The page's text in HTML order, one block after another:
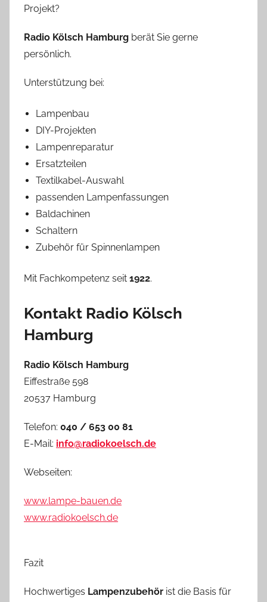
Projekt?
Radio Kölsch Hamburg berät Sie gerne
persönlich.
Unterstützung bei:
Lampenbau
DIY-Projekten
Lampenreparatur
Ersatzteilen
Textilkabel-Auswahl
passenden Lampenfassungen
Baldachinen
Schaltern
Zubehör für Spinnenlampen
Mit Fachkompetenz seit 1922.
Kontakt Radio Kölsch
Hamburg
Radio Kölsch Hamburg
Eiffestraße 598
20537 Hamburg
Telefon: 040 / 653 00 81
E-Mail: info@radiokoelsch.de
Webseiten:
www.lampe-bauen.de
www.radiokoelsch.de
Fazit
Hochwertiges Lampenzubehör ist die Basis für